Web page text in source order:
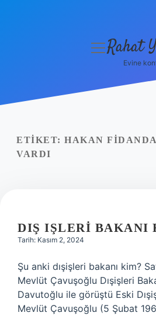
Yasal Uyarı
menüyü
Rahat
Evine
ETIKET: HAKAN
VARDI
DIŞ IŞLERI BAKANI
Tarih: Kasım 2, 2024
Şu anki dışişleri bakanı kim?
Mevlüt Çavuşoğlu Dışişleri
Davutoğlu ile görüştü Eski
Mevlüt Çavuşoğlu (5 Şubat